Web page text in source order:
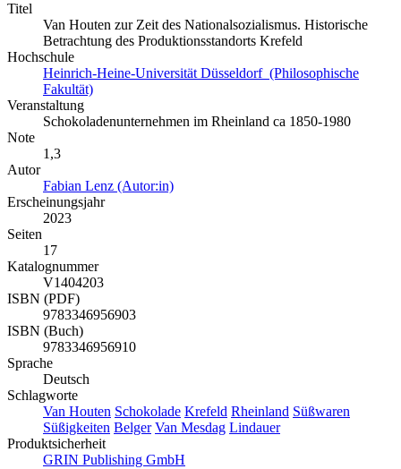
Titel
Van Houten zur Zeit des Nationalsozialismus. Historische
Betrachtung des Produktionsstandorts Krefeld
Hochschule
Heinrich-Heine-Universität Düsseldorf (Philosophische
Fakultät)
Veranstaltung
Schokoladenunternehmen im Rheinland ca 1850-1980
Note
1,3
Autor
Fabian Lenz (Autor:in)
Erscheinungsjahr
2023
Seiten
17
Katalognummer
V1404203
ISBN (PDF)
9783346956903
ISBN (Buch)
9783346956910
Sprache
Deutsch
Schlagworte
Van Houten Schokolade Krefeld Rheinland Süßwaren
Süßigkeiten Belger Van Mesdag Lindauer
Produktsicherheit
GRIN Publishing GmbH